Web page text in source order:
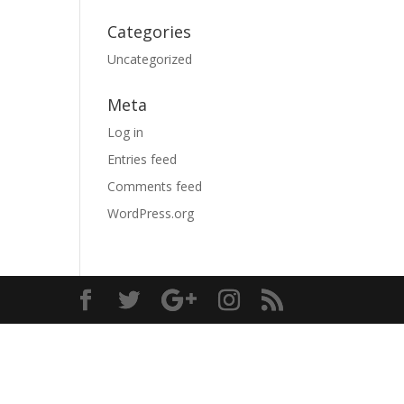
Categories
Uncategorized
Meta
Log in
Entries feed
Comments feed
WordPress.org